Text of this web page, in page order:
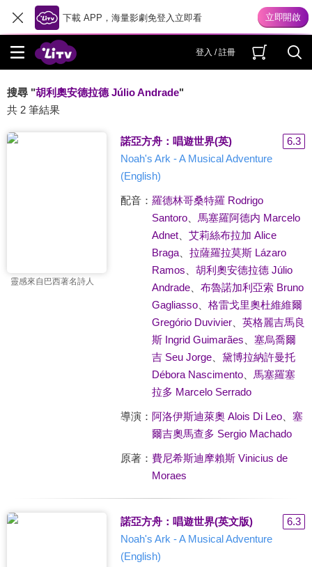
下載 APP，海量影劇免登入立即看
登入 / 註冊
搜尋 "胡利奧安德拉德 Júlio Andrade"
共 2 筆結果
靈感來自巴西著名詩人
諾亞方舟：唱遊世界(英)
6.3
Noah's Ark - A Musical Adventure
(English)
配音： 羅德林哥桑特羅 Rodrigo
Santoro、 馬塞羅阿德内 Marcelo
Adnet、 艾莉絲布拉加 Alice
Braga、 拉薩羅拉莫斯 Lázaro
Ramos
胡利奧安德拉德 Júlio
Andrade、 布魯諾加利亞索 Bruno
Gagliasso、 格雷戈里奧杜維維爾
Gregório Duvivier、 英格麗吉馬良
斯 Ingrid Guimarães
塞烏喬爾
吉 Seu Jorge、 黛博拉納許曼托
Débora Nascimento、 馬塞羅塞
拉多 Marcelo Serrado
導演： 阿洛伊斯迪萊奧 Alois Di Leo、 塞
爾吉奧馬查多 Sergio Machado
原著： 費尼希斯迪摩賴斯 Vinicius de
Moraes
諾亞方舟：唱遊世界(英文版)
6.3
Noah's Ark - A Musical Adventure
(English)